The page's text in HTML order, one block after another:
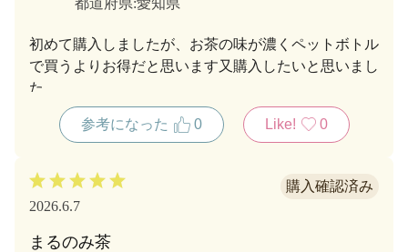
初めて購入しましたが、お茶の味が濃くペットボトル
で買うよりお得だと思います又購入したいと思いまし
た
参考になった 0 Like! 0
2026.6.7
まるのみ茶